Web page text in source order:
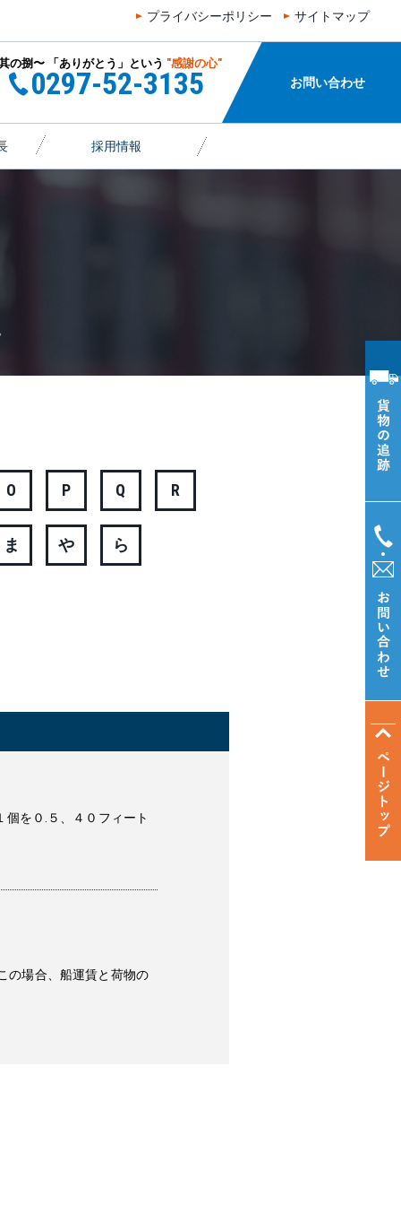
プライバシーポリシー サイトマップ
”十和の心”〜其の捌〜 「ありがとう
謝の心"
の参〜 「はい」という"素直な心"
0297-52-3135 お問い合わせ
採用情報
O P Q R
ま や ら
を０.５、４０フィート
の場合、船運賃と荷物の